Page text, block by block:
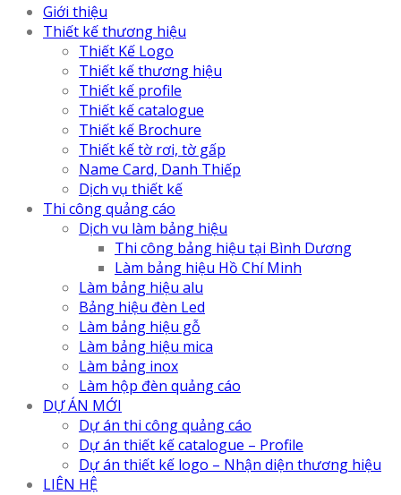
Giới thiệu
Thiết kế thương hiệu
Thiết Kế Logo
Thiết kế thương hiệu
Thiết kế profile
Thiết kế catalogue
Thiết kế Brochure
Thiết kế tờ rơi, tờ gấp
Name Card, Danh Thiếp
Dịch vụ thiết kế
Thi công quảng cáo
Dịch vu làm bảng hiệu
Thi công bảng hiệu tại Bình Dương
Làm bảng hiệu Hồ Chí Minh
Làm bảng hiệu alu
Bảng hiệu đèn Led
Làm bảng hiệu gỗ
Làm bảng hiệu mica
Làm bảng inox
Làm hộp đèn quảng cáo
DỰ ÁN MỚI
Dự án thi công quảng cáo
Dự án thiết kế catalogue – Profile
Dự án thiết kế logo – Nhận diện thương hiệu
LIÊN HỆ